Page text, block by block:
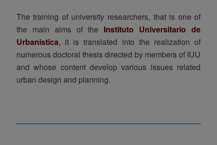
The training of university researchers, that is one of
the main aims of the Instituto Universitario de
Urbanistica, it is translated into the realization of
numerous doctoral thesis directed by members of IUU
and whose content develop various issues related
urban design and planning.